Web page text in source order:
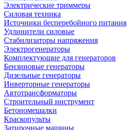
Электрические триммеры
Силовая техника
Источники бесперебойного питания
Удлинители силовые
Стабилизаторы напряжения
Электрогенераторы
Комплектующие для генераторов
Бензиновые генераторы
Дизельные генераторы
Инверторные генераторы
Автотрансформаторы
Строительный инструмент
Бетономешалки
Краскопульты
Затирочные машины